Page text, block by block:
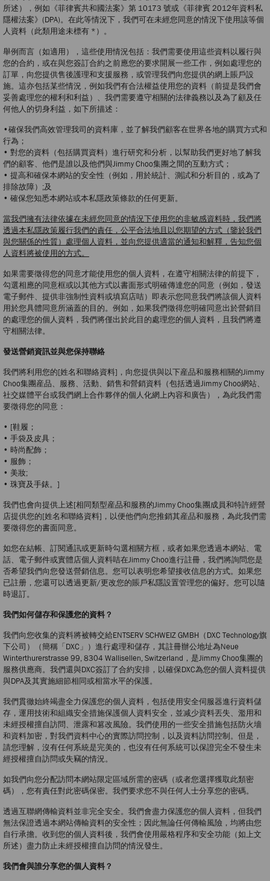
所述），例如《菲律賓共和國法案》第 10173 號或《菲律賓 2012年資料私
隱權法案》(DPA)。在此等情況下，我們可在未經您同意的情況下使用該等個
人資料（此類用途未標有 *）。
舉例而言（如適用），這些使用情況包括：我們需要使用這些資料以履行與
您的合約，或在與您簽訂合約之前應您的要求開展一些工作，例如處理您的
訂單，向您提供售後護理和支援服務，或管理我們向您提供的網上賬戶設
施。這亦包括某些情況，例如我們有合法權益使用您的資料（前提是我們會
妥善處理您的權利和利益）、我們需要遵守相關的法律義務以及為了顧及任
何他人的切身利益，如下所描述：
•確保我們高效管理我司的資料庫，並了解我們顧客在世界各地的購買方式和
行為；
• 對您的資料（包括購買資料）進行研究和分析，以幫助我們更好地了解我
們的顧客、他們是誰以及他們與Jimmy Choo集團之間的互動方式；
• 提高和確保本網站的安全性（例如，用於統計、測試和分析目的，或為了
排除故障）;及
• 確保您知悉本網站或本私隱政策條款的任何更新。
當我們擁有法律依據在未經您同意的情況下使用您的非敏感資料時，我們將
透過本私隱政策履行我們的責任，公平合法地且以您期望的方式（鑒於我們
與您關係的性質）處理個人資料，並向您提供適當的通知和解釋，告知您個
人資料將被使用的方式。
如果需要徵得您的同意才能使用您的個人資料，在遵守相關法律的前提下，
勾選相應的同意框或以其他方式以書面形式明確傳達您的同意（例如，發送
電子郵件、提供非強制性資料或填寫店咭）即表示您同意我們將該個人資料
用於您具體同意所涵蓋的目的。例如，如果我們徵得您明確同意出於營銷目
的處理您的個人資料，我們將僅出於此目的處理您的個人資料，且我們將遵
守相關法律。
發送營銷資訊並與您保持聯絡
我們將利用您的[姓名和聯絡資料]，向您提供與以下産品和服務相關的Jimmy
Choo集團産品、服務、活動、銷售和營銷資料（包括透過Jimmy Choo網站、
社交媒體平台或我們網上合作夥伴的個人化網上內容和廣告），為此我們需
要徵得您的同意：
• [鞋履；
• 手袋及皮具；
• 時尚配飾；
• 服飾；
• 美妝;
• 珠寶及手錶。]
我們也會向提供上述[相同類型産品和服務的Jimmy Choo集團成員和特許經營
店提供您的[姓名和聯絡資料]，以便他們向您推銷其産品和服務，為此我們需
要徵得您的書面同意。
如您在結帳、訂閱通訊或更新時勾選相關方框，或者如果您透過本網站、電
話、電子郵件或實體店個人資料咭在Jimmy Choo進行註冊，我們將詢問您是
否希望我們向您發送營銷信息。您可以表明您希望接收信息的方式。如果您
已註册，您還可以透過更新/更改您的賬戶私隱設置管理您的偏好。您可以隨
時退訂。
我們如何儲存和保護您的資料？
我們向您收集的資料將被轉交給ENTSERV SCHWEIZ GMBH（DXC Technology旗
下公司）（簡稱「DXC」）進行處理和儲存，其註冊辦公地址為Neue
Winterthurerstrasse 99, 8304 Wallisellen, Switzerland，是Jimmy Choo集團的
服務供應商。我們還與DXC簽訂了合約安排，以確保DXC為您的個人資料提供
與DPA及其實施細節相同或相當水平的保護。
我們貫徹始終竭盡全力保護您的個人資料，包括使用安全伺服器進行資料儲
存，運用技術和組織安全措施保護個人資料安全，並减少資料丟失、濫用和
未經授權擅自訪問、泄露和篡改風險。我們使用的一些安全措施包括防火墻
和資料加密，對我們資料中心的實際訪問控制，以及資料訪問控制。但是，
請您理解，沒有任何系統是完美的，也沒有任何系統可以保證完全不發生未
經授權擅自訪問或失竊的情況。
如我們向您分配訪問本網站限定區域所需的密碼（或者您選擇獲取此類密
碼），您有責任對此密碼保密。我們要求您不與任何人士分享您的密碼。
透過互聯網傳輸資料並非完全安全。我們會盡力保護您的個人資料，但我們
無法保證透過本網站傳輸資料的安全性；因此無論任何傳輸風險，均將由您
自行承擔。收到您的個人資料後，我們會使用嚴格程序和安全功能（如上文
所述）盡力防止未經授權擅自訪問的情況發生。
我們會與誰分享您的個人資料？